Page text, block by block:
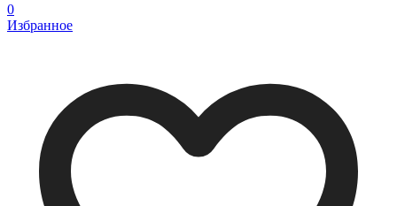
0
Избранное